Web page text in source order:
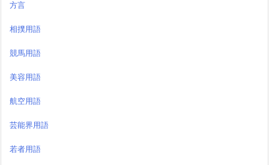
方言
相撲用語
競馬用語
美容用語
航空用語
芸能界用語
若者用語